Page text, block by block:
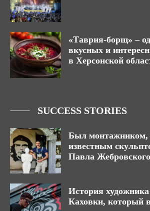
«Таврия-борщ» –
вкусных и
в Херсонской
SUCCESS STORIES
Был монтажником,
известным
Павла Жебровского
История
Каховки, который